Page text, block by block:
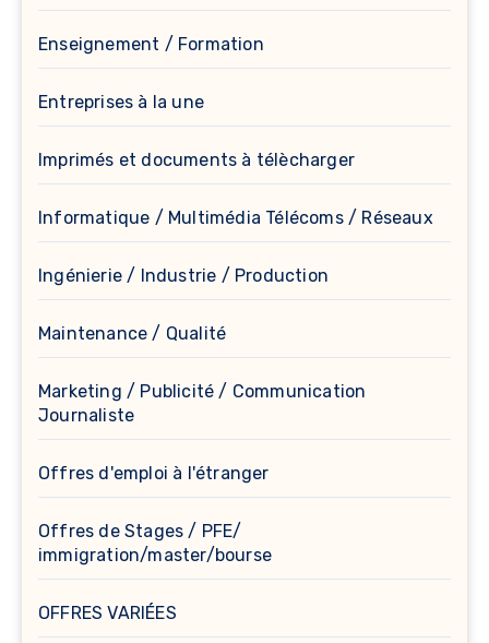
Enseignement / Formation
Entreprises à la une
Imprimés et documents à télècharger
Informatique / Multimédia Télécoms / Réseaux
Ingénierie / Industrie / Production
Maintenance / Qualité
Marketing / Publicité / Communication
Journaliste
Offres d'emploi à l'étranger
Offres de Stages / PFE/
immigration/master/bourse
OFFRES VARIÉES